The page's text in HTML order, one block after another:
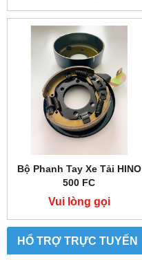
HỔ TRỢ TRỰC TUYẾN
Bộ Phanh Tay Xe Tải HINO
500 FC
Vui lòng gọi